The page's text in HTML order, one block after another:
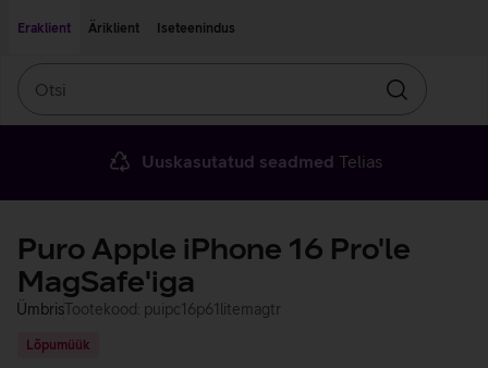
Eraklient
Äriklient Iseteenindus
Otsin
Uuskasutatud seadmed Telias
Puro Apple iPhone 16 Pro'le
MagSafe'iga
ÜmbrisTootekood: puipc16p61litemagtr
Lõpumüük